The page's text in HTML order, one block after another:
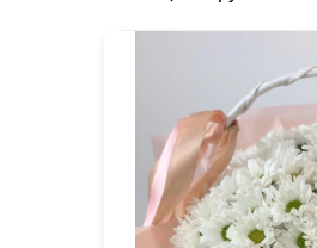
30 см